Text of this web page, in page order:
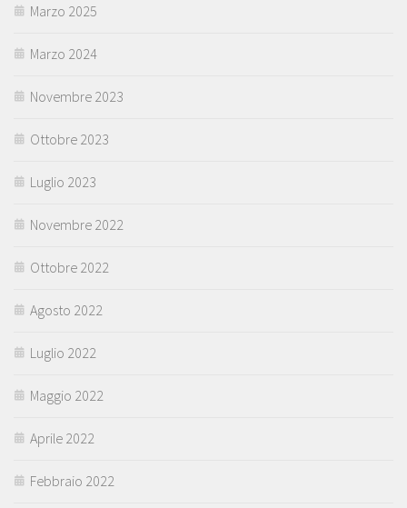
Marzo 2025
Marzo 2024
Novembre 2023
Ottobre 2023
Luglio 2023
Novembre 2022
Ottobre 2022
Agosto 2022
Luglio 2022
Maggio 2022
Aprile 2022
Febbraio 2022